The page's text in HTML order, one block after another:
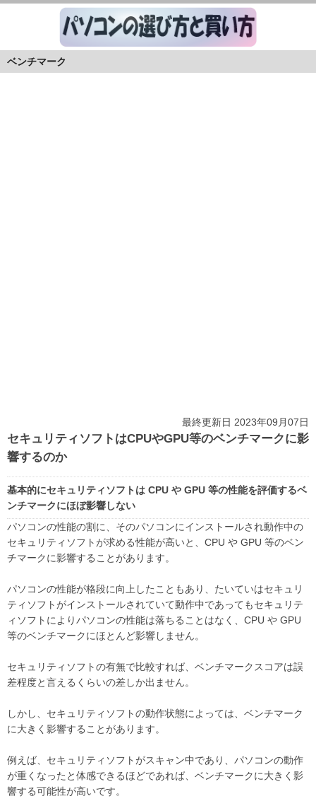
ベンチマーク
最終更新日 2023年09月07日
セキュリティソフトはCPUやGPU等のベンチマークに影
響するのか
基本的にセキュリティソフトは CPU や GPU 等の性能を評価するベ
ンチマークにほぼ影響しない
パソコンの性能の割に、そのパソコンにインストールされ動作中の
セキュリティソフトが求める性能が高いと、CPU や GPU 等のベン
チマークに影響することがあります。
パソコンの性能が格段に向上したこともあり、たいていはセキュリ
ティソフトがインストールされていて動作中であってもセキュリテ
ィソフトによりパソコンの性能は落ちることはなく、CPU や GPU
等のベンチマークにほとんど影響しません。
セキュリティソフトの有無で比較すれば、ベンチマークスコアは誤
差程度と言えるくらいの差しか出ません。
しかし、セキュリティソフトの動作状態によっては、ベンチマーク
に大きく影響することがあります。
例えば、セキュリティソフトがスキャン中であり、パソコンの動作
が重くなったと体感できるほどであれば、ベンチマークに大きく影
響する可能性が高いです。